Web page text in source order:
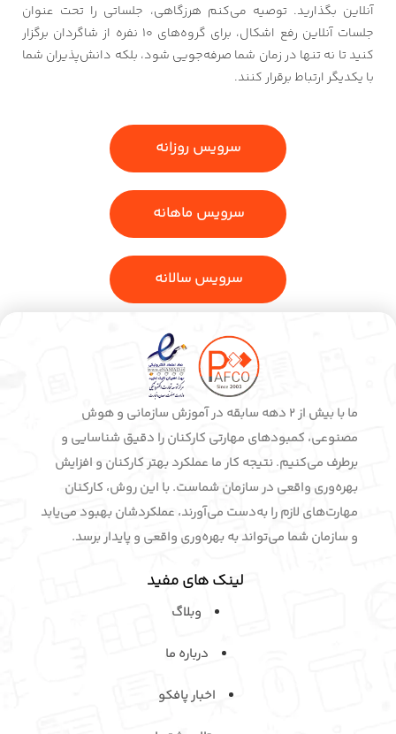
آنلاین بگذارید. توصیه می‌کنم هرزگاهی، جلساتی را تحت عنوان
جلسات آنلاین رفع اشکال، برای گروه‌های 10 نفره از شاگردان برگزار
کنید تا نه تنها در زمان شما صرفه‌جویی شود، بلکه دانش‌پذیران شما
با یکدیگر ارتباط برقرار کنند.
سرویس روزانه
سرویس ماهانه
سرویس سالانه
ما با بیش از 2 دهه سابقه در آموزش سازمانی و هوش
مصنوعی، کمبودهای مهارتی کارکنان را دقیق شناسایی و
برطرف می‌کنیم. نتیجه کار ما عملکرد بهتر کارکنان و افزایش
بهره‌وری واقعی در سازمان شماست. با این روش، کارکنان
مهارت‌های لازم را به‌دست می‌آورند، عملکردشان بهبود می‌یابد
و سازمان شما می‌تواند به بهره‌وری واقعی و پایدار برسد.
لینک های مفید
وبلاگ
درباره ما
اخبار پافکو